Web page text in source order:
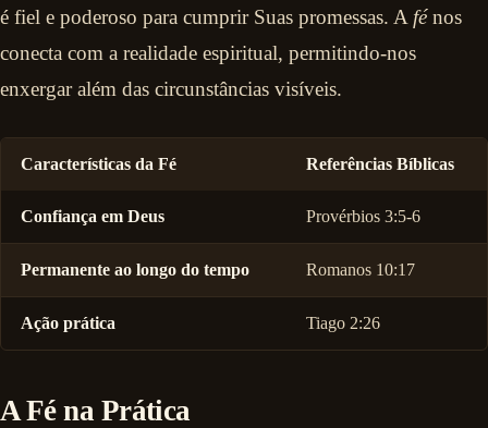
é fiel e poderoso para cumprir Suas promessas. A fénos
conecta com a realidade espiritual, permitindo-nos
enxergar além das circunstâncias visíveis.
Características da Fé Referências Bíblicas
Confiança em Deus Provérbios 3:5-6
Permanente ao longo do tempo Romanos 10:17
Ação prática Tiago 2:26
A Fé na Prática